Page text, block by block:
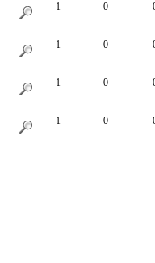
1 0
1 0
1 0
1 0